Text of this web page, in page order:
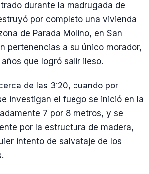
durante la madrugada de
por completo una vivienda
de Parada Molino, en San
pertenencias a su único morador,
que logró salir ileso.
de las 3:20, cuando por
investigan el fuego se inició en la
7 por 8 metros, y se
por la estructura de madera,
intento de salvataje de los